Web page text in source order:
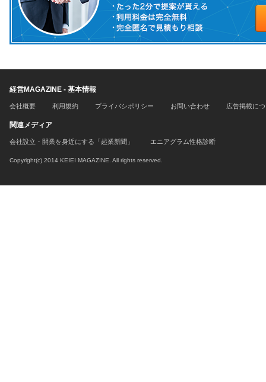
経営MAGAZINE - 基本情報
会社概要 利用規約 プライバシポリシー お問い合わせ 広告掲載に
関連メディア
会社設立・開業を身近にする「起業新聞」 エニアグラム性格診断
Copyright(c) 2014 KEIEI MAGAZINE. All rights reserved.